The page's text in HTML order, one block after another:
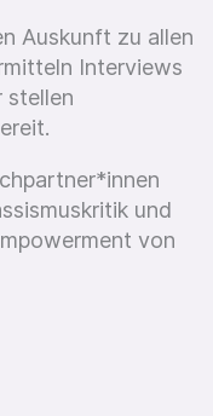
Auskunft zu allen
Interviews
stellen
und
von